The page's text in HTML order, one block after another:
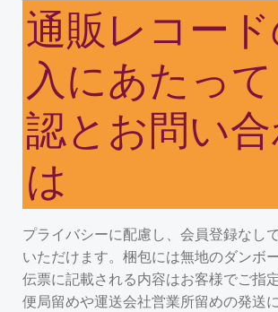
通販レコー
入にあたっ
認とお問い
は
プライバシーに配慮し、会員登録なし
いただけます。梱包には無地のダンボ
伝票に記載される内容はお客様でご指
便局留めや運送会社営業所留めの発送